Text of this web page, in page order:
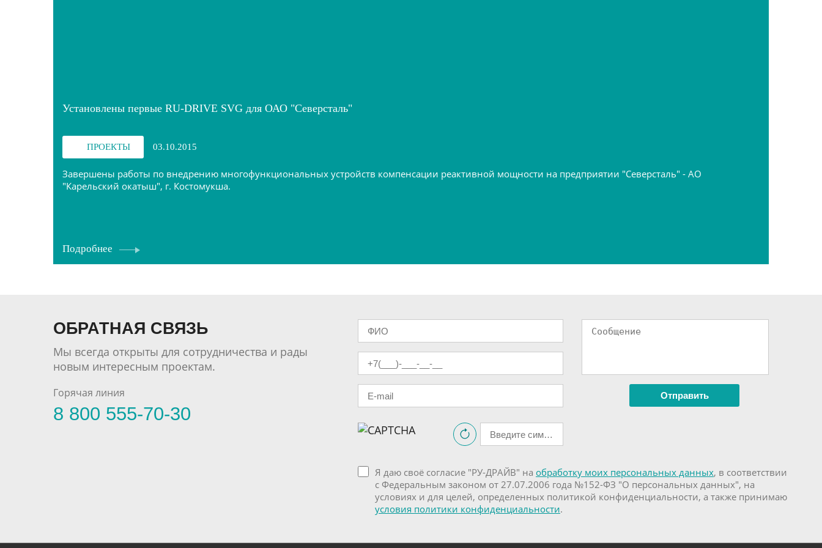
Установлены первые RU-DRIVE SVG для ОАО "Северсталь"
ПРОЕКТЫ 03.10.2015
Завершены работы по внедрению многофункциональных устройств компенсации реактивной мощности на предприятии "Северсталь" - АО
"Карельский окатыш", г. Костомукша.
Подробнее
ОБРАТНАЯ СВЯЗЬ
Мы всегда открыты для сотрудничества и рады
новым интересным проектам.
Горячая линия
8 800 555-70-30
Я даю своё согласие "РУ-ДРАЙВ" на обработку моих персональных данных, в соответствии
с Федеральным законом от 27.07.2006 года №152-ФЗ "О персональных данных", на
условиях и для целей, определенных политикой конфиденциальности, а также принимаю
условия политики конфиденциальности.